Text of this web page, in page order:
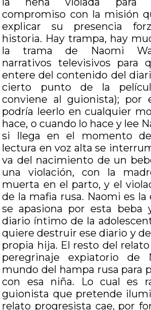
compromiso con la misión
explicar su presencia
historia. Hay trampa, hay
la trama de Naomi
narrativos televisivos para
entere del contenido del
cierto punto de la
conviene al guionista); por
podría leerlo en cualquier
hace, o cuando lo hace y lee
si llega en el momento
lectura en voz alta se
va del nacimiento de un
una violación, con la
muerta en el parto, y el
de la mafia rusa. Naomi es
se apasiona por esta beba
diario íntimo de la
quiere destruir ese diario y
propia hija. El resto del
peregrinaje expiatorio de
mundo del hampa rusa para
con esa niña. Lo cual es
guionista que pretende
relato progresista cae, por